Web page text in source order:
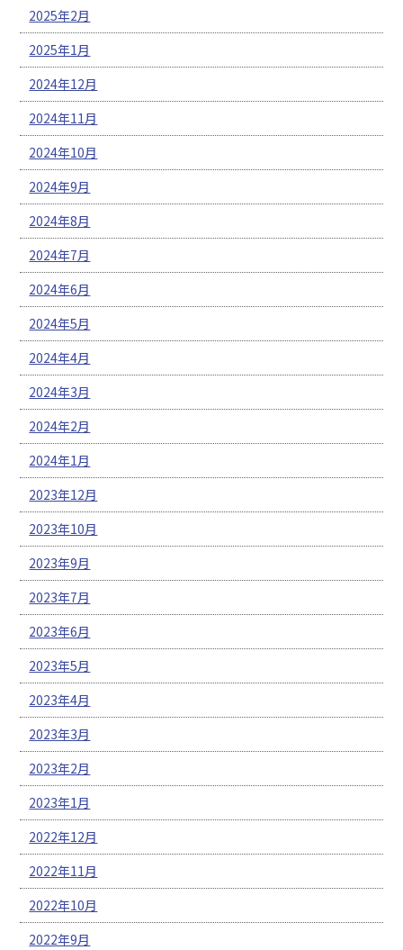
2025年2月
2025年1月
2024年12月
2024年11月
2024年10月
2024年9月
2024年8月
2024年7月
2024年6月
2024年5月
2024年4月
2024年3月
2024年2月
2024年1月
2023年12月
2023年10月
2023年9月
2023年7月
2023年6月
2023年5月
2023年4月
2023年3月
2023年2月
2023年1月
2022年12月
2022年11月
2022年10月
2022年9月